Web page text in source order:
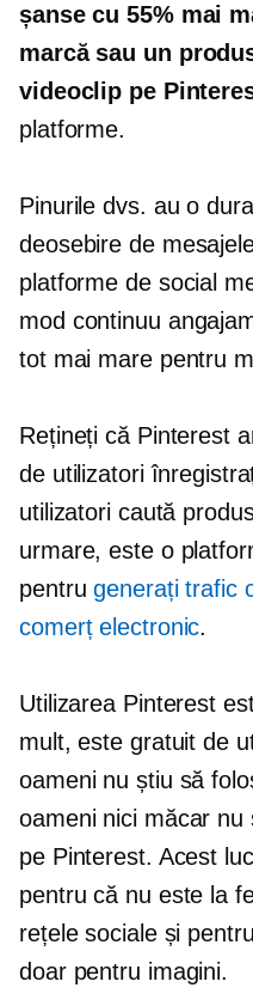
șanse cu 55% mai
marcă sau un
videoclip pe
platforme.
Pinurile dvs. au o
deosebire de
platforme de social
mod continuu
tot mai mare pentru
Rețineți că Pinterest
de utilizatori
utilizatori caută
urmare, este o
pentrugenerați trafic
comerț electronic.
Utilizarea Pinterest
mult, este gratuit de
oameni nu știu să
oameni nici măcar
pe Pinterest. Acest
pentru că nu este la
rețele sociale și
doar pentru imagini.